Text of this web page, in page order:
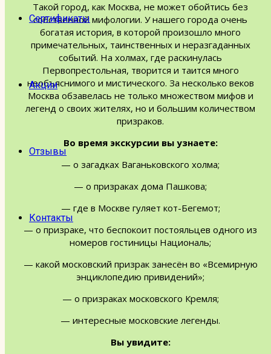
Сертификаты
Акции
Отзывы
Контакты
Такой город, как Москва, не может обойтись без
собственной мифологии. У нашего города очень
богатая история, в которой произошло много
примечательных, таинственных и неразгаданных
событий. На холмах, где раскинулась
Первопрестольная, творится и таится много
необъяснимого и мистического. За несколько веков
Москва обзавелась не только множеством мифов и
легенд о своих жителях, но и большим количеством
призраков.
Во время экскурсии вы узнаете:
— о загадках Ваганьковского холма;
— о призраках дома Пашкова;
— где в Москве гуляет кот-Бегемот;
— о призраке, что беспокоит постояльцев одного из
номеров гостиницы Националь;
— какой московский призрак занесён во «Всемирную
энциклопедию привидений»;
— о призраках московского Кремля;
— интересные московские легенды.
Вы увидите: